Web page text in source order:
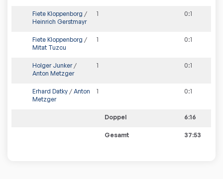
Fiete Kloppenborg /
Heinrich Gerstmayr
1 0:1
Fiete Kloppenborg /
Mitat Tuzcu
1 0:1
Holger Junker/
Anton Metzger
1 0:1
Erhard Datky / Anton
Metzger
1 0:1
Doppel 6:16
Gesamt 37:53